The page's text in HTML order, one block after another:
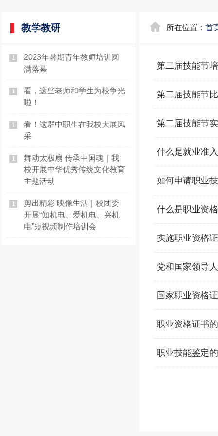
教学教研
1
2023年暑期青年教师培训圆
满落幕
1
看，这些老师和学生为校争光
啦！
1
看！这群中职生在我校大展风
采
1
舞动太极扇 传承中国魂｜我
校开展中华优秀传统文化教育
主题活动
1
剪出精彩 映像生活｜校团委
开展“知机电、爱机电、兴机
电”短视频制作培训会
所在位置： 首
第二届技能节
第二届技能节
第二届技能节
什么是就业准
如何申请职业
什么是职业资
实施职业资格
党和国家领导
国家职业资格
职业资格证书
职业技能鉴定